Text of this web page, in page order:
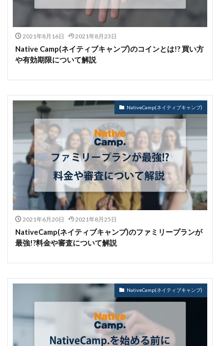
2021年8月16日 2021年8月23日
Native Camp(ネイティブキャンプ)のコインとは!? 買い方
や有効期限について解説
NativeCamp(ネイティブキャンプ)
2021年6月20日 2021年8月25日
NativeCamp(ネイティブキャンプ)のファミリープランが
最強!?料金や審査について解説
NativeCamp(ネイティブキャンプ)